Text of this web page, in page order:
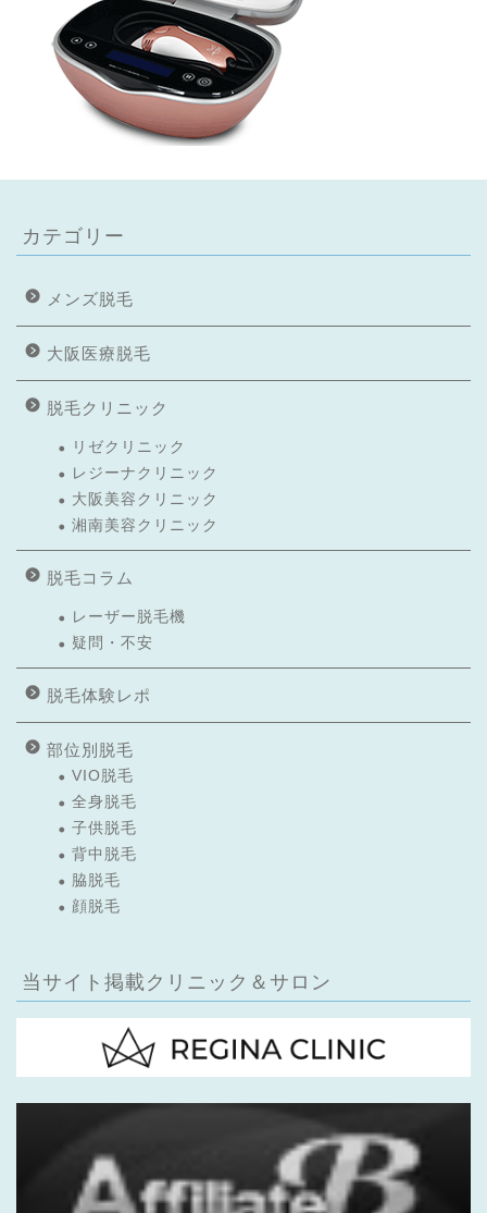
カテゴリー
メンズ脱毛
大阪医療脱毛
脱毛クリニック
リゼクリニック
レジーナクリニック
大阪美容クリニック
湘南美容クリニック
脱毛コラム
レーザー脱毛機
疑問・不安
脱毛体験レポ
部位別脱毛
VIO脱毛
全身脱毛
子供脱毛
背中脱毛
脇脱毛
顔脱毛
当サイト掲載クリニック＆サロン